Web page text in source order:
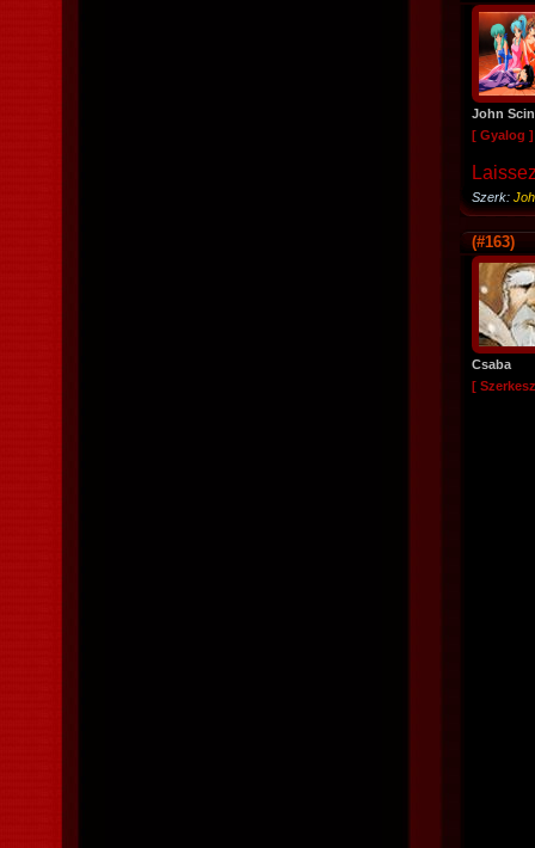
John
[ Gyalog ]
Szerk:
(#163)
Csaba
[